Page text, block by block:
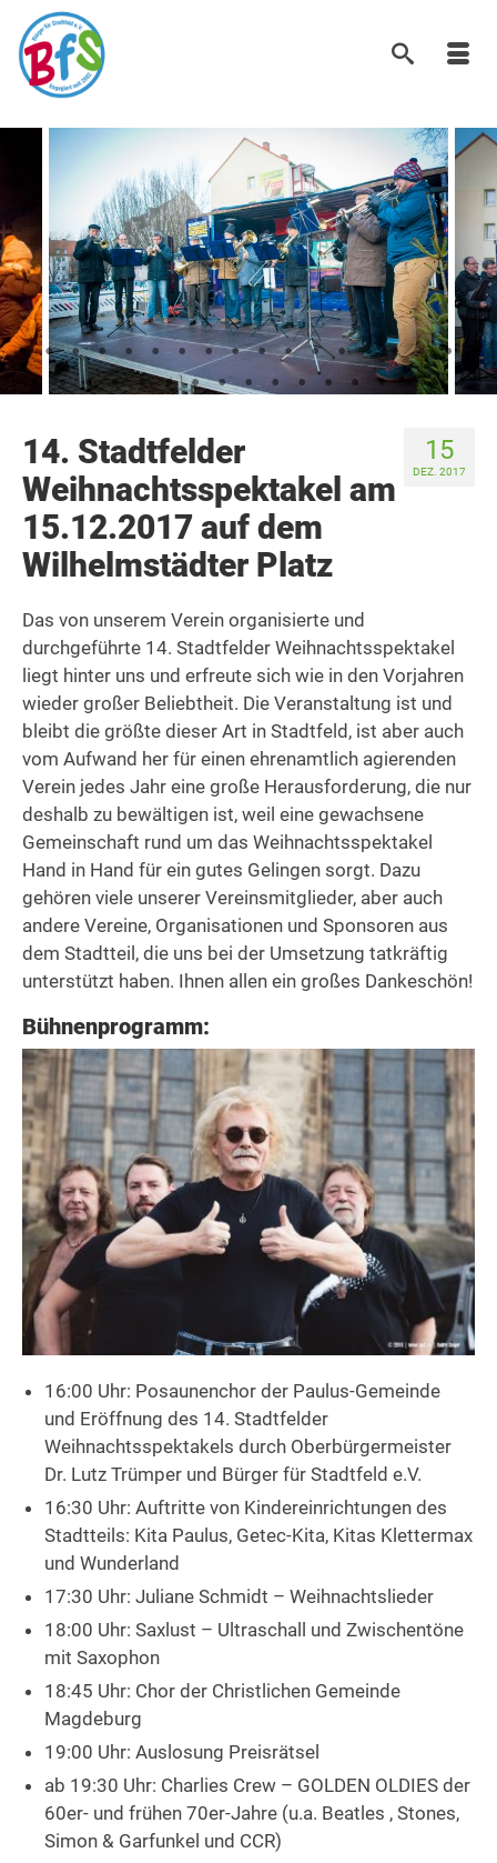
15
DEZ. 2017
14. Stadtfelder
Weihnachtsspektakel am
15.12.2017 auf dem
Wilhelmstädter Platz
Das von unserem Verein organisierte und
durchgeführte 14. Stadtfelder Weihnachtsspektakel
liegt hinter uns und erfreute sich wie in den Vorjahren
wieder großer Beliebtheit. Die Veranstaltung ist und
bleibt die größte dieser Art in Stadtfeld, ist aber auch
vom Aufwand her für einen ehrenamtlich agierenden
Verein jedes Jahr eine große Herausforderung, die nur
deshalb zu bewältigen ist, weil eine gewachsene
Gemeinschaft rund um das Weihnachtsspektakel
Hand in Hand für ein gutes Gelingen sorgt. Dazu
gehören viele unserer Vereinsmitglieder, aber auch
andere Vereine, Organisationen und Sponsoren aus
dem Stadtteil, die uns bei der Umsetzung tatkräftig
unterstützt haben. Ihnen allen ein großes Dankeschön!
Bühnenprogramm:
16:00 Uhr: Posaunenchor der Paulus-Gemeinde
und Eröffnung des 14. Stadtfelder
Weihnachtsspektakels durch Oberbürgermeister
Dr. Lutz Trümper und Bürger für Stadtfeld e.V.
16:30 Uhr: Auftritte von Kindereinrichtungen des
Stadtteils: Kita Paulus, Getec-Kita, Kitas Klettermax
und Wunderland
17:30 Uhr: Juliane Schmidt – Weihnachtslieder
18:00 Uhr: Saxlust – Ultraschall und Zwischentöne
mit Saxophon
18:45 Uhr: Chor der Christlichen Gemeinde
Magdeburg
19:00 Uhr: Auslosung Preisrätsel
ab 19:30 Uhr: Charlies Crew – GOLDEN OLDIES der
60er- und frühen 70er-Jahre (u.a. Beatles , Stones,
Simon & Garfunkel und CCR)